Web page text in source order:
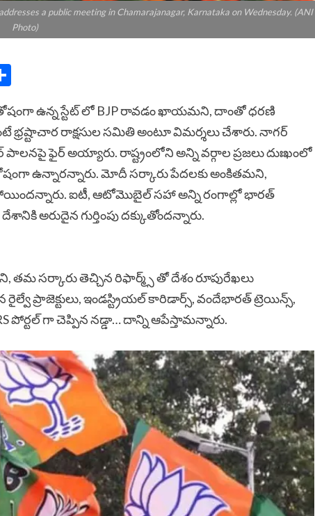
a public meeting in Chamarajanagar, Karnataka on Wednesday. (ANI
Photo)
ఉన్న స్టేట్ లో BJP రావడం ఖాయమని, దాంతో ధరణి
భ్రష్టాచార రాక్షసుల సమితి అంటూ విమర్శలు చేశారు. నాగర్
ఫైర్ అయ్యారు. రాష్ట్రంలోని అన్ని వర్గాల ప్రజలు దుఃఖంలో
ఉన్నారన్నారు. మోదీ సర్కారు పేదలకు అంకితమని,
ఐటీ, ఆటోమొబైల్ సహా అన్ని రంగాల్లో భారత్
అరుదైన గుర్తింపు దక్కుతోందన్నారు.
తమ సర్కారు తెచ్చిన రిఫార్మ్స్ తో దేశం రూపురేఖలు
ప్రాజెక్టులు, ఇండస్ట్రియల్ కారిడార్స్, వందేభారత్ ట్రెయిన్స్,
పోర్టల్ గా చెప్పిన నడ్డా… దాన్ని ఆపేస్తామన్నారు.